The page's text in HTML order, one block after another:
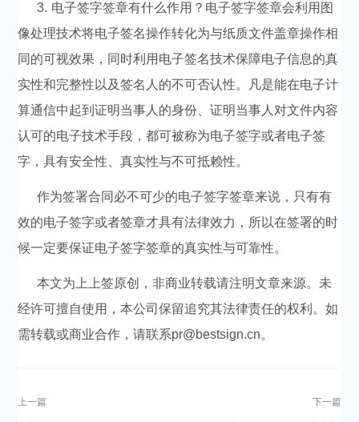
3. 电子签字签章有什么作用？电子签字签章会利用图
像处理技术将电子签名操作转化为与纸质文件盖章操作相
同的可视效果，同时利用电子签名技术保障电子信息的真
实性和完整性以及签名人的不可否认性。凡是能在电子计
算通信中起到证明当事人的身份、证明当事人对文件内容
认可的电子技术手段，都可被称为电子签字或者电子签
字，具有安全性、真实性与不可抵赖性。
作为签署合同必不可少的电子签字签章来说，只有有
效的电子签字或者签章才具有法律效力，所以在签署的时
候一定要保证电子签字签章的真实性与可靠性。
本文为上上签原创，非商业转载请注明文章来源。未
经许可擅自使用，本公司保留追究其法律责任的权利。如
需转载或商业合作，请联系pr@bestsign.cn。
上一篇 下一篇